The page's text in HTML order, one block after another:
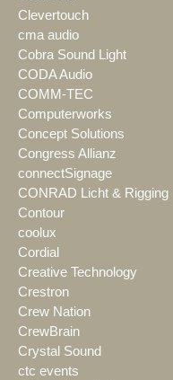
Clevertouch
cma audio
Cobra Sound Light
CODA Audio
COMM-TEC
Computerworks
Concept Solutions
Congress Allianz
connectSignage
CONRAD Licht & Rigging
Contour
coolux
Cordial
Creative Technology
Crestron
Crew Nation
CrewBrain
Crystal Sound
ctc events